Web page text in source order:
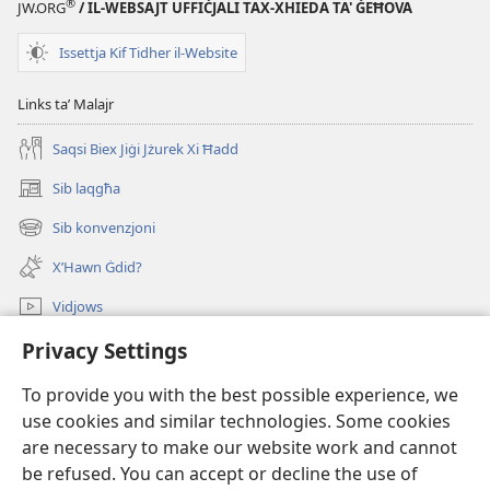
Privacy Settings
To provide you with the best possible experience, we
use cookies and similar technologies. Some cookies
are necessary to make our website work and cannot
be refused. You can accept or decline the use of
JW.ORG / IL-WEBSAJT UFFIĊJALI TAX-XHIEDA TA' ĠEĦOVA
Issettja Kif Tidher il-Website
Links taʼ Malajr
Saqsi Biex Jiġi Jżurek Xi Ħadd
Sib laqgħa
(opens
new
window)
Sib konvenzjoni
(opens
new
window)
X’Hawn Ġdid?
Vidjows
Fittex f’JW.ORG
Donazzjonijiet
(opens
new
window)LIBRERIJA ONLAJN tat-Torri tal-Għassa
(opens